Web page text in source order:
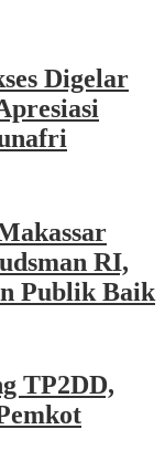
Digelar
RI,
Publik Baik
TP2DD,